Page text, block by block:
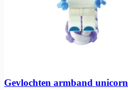
Gevlochten armband unicorn